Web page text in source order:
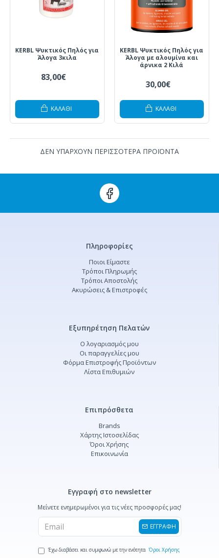
KERBL Ψυκτικός Πηλός για
Άλογα 3κιλα
83,00€
ΚΑΛΆΘΙ
KERBL Ψυκτικός Πηλός για
Άλογα με αλουμίνα και
άρνικα 2 Κιλά
30,00€
ΚΑΛΆΘΙ
ΔΕΝ ΥΠΑΡΧΟΥΝ ΠΕΡΙΣΣΟΤΕΡΑ ΠΡΟΪΟΝΤΑ
Πληροφορίες
Ποιοι Είμαστε
Τρόποι Πληρωμής
Τρόποι Αποστολής
Ακυρώσεις & Επιστροφές
Εξυπηρέτηση Πελατών
Ο λογαριασμός μου
Οι παραγγελίες μου
Φόρμα Επιστροφής Προϊόντων
Λίστα Επιθυμιών
Επιπρόσθετα
Brands
Χάρτης Ιστοσελίδας
Όροι Χρήσης
Επικοινωνία
Εγγραφή στο newsletter
Μείνετε ενημερωμένοι για τις νέες προσφορές μας!
ΕΓΓΡΑΦΗ
Έχω διαβάσει και συμφωνώ με την ενότητα Όροι Χρήσης